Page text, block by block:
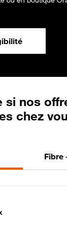
si nos
chez
Fibre
Livebox